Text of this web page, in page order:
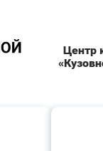
Центр